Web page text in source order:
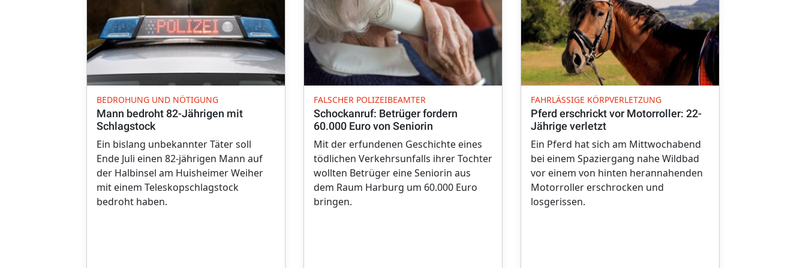
BEDROHUNG UND NÖTIGUNG
Mann bedroht 82-Jährigen mit
Schlagstock
Ein bislang unbekannter Täter soll
Ende Juli einen 82-jährigen Mann auf
der Halbinsel am Huisheimer Weiher
mit einem Teleskopschlagstock
bedroht haben.
FALSCHER POLIZEIBEAMTER
Schockanruf: Betrüger fordern
60.000 Euro von Seniorin
Mit der erfundenen Geschichte eines
tödlichen Verkehrsunfalls ihrer Tochter
wollten Betrüger eine Seniorin aus
dem Raum Harburg um 60.000 Euro
bringen.
FAHRLÄSSIGE KÖRPVERLETZUNG
Pferd erschrickt vor Motorroller: 22-
Jährige verletzt
Ein Pferd hat sich am Mittwochabend
bei einem Spaziergang nahe Wildbad
vor einem von hinten herannahenden
Motorroller erschrocken und
losgerissen.